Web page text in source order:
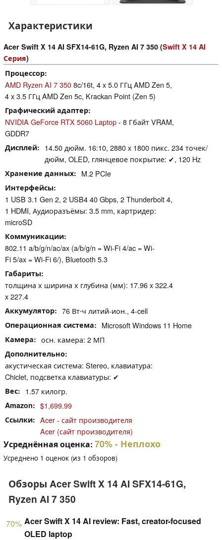
Характеристики
Acer Swift X 14 AI SFX14-61G, Ryzen AI 7 350 (Swift X 14 AI
Серия)
Процессор
AMD Ryzen AI 7 3508c/16t, 4 x 5.0 ГГц AMD Zen 5,
4 x 3.5 ГГц AMD Zen 5c, Krackan Point (Zen 5)
Графический адаптер
NVIDIA GeForce RTX 5060 Laptop- 8 Гбайт VRAM,
GDDR7
Дисплей
14.50 дюйм. 16:10, 2880 x 1800 пикс. 234 точек/
дюйм, OLED, глянцевое покрытие: ✔, 120 Hz
Хранение данных M.2 PCIe
Интерфейсы
1 USB 3.1 Gen 2, 2 USB4 40 Gbps, 2 Thunderbolt 4,
1 HDMI, Аудиоразъёмы: 3.5 mm, картридер:
microSD
Коммуникации
802.11 a/b/g/n/ac/ax (a/b/g/n = Wi-Fi 4/ac = Wi-
Fi 5/ax = Wi-Fi 6/), Bluetooth 5.3
Габариты
толщина х ширина х глубина (мм): 17.96 x 322.4
x 227.4
Аккумулятор 76 Вт⋅ч литий-ион., 4-cell
Операционная система Microsoft Windows 11 Home
Камера осн. камера: 2 МП
Дополнительно
акустическая система: Stereo, клавиатура:
Chiclet, подсветка клавиатуры: ✔
Вес 1.57 килогр.
Amazon $1,699.99
Ссылки
Acer - сайт производителя
Acer (сайт производителя)
Усреднённая оценка: 70%- Неплохо
Усреднено 1 оценок (из 1 обзоров)
Обзоры Acer Swift X 14 AI SFX14-61G,
Ryzen AI 7 350
70% Acer Swift X 14 AI review: Fast, creator-focused
OLED laptop